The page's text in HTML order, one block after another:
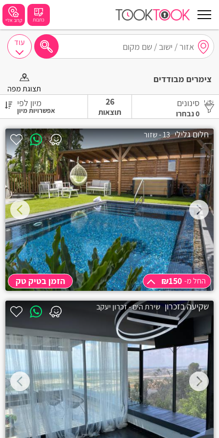
קרוב אליי כתבות
נתניה
תל אביב
בת ים
שזור
בורגתה
קרית אתא
קרית מוצקין
בית עריף
חולון
יבנאל
אליפלט
קרית ים
קרית ביאליק
רגבה
בית דגן
אשרת
עוד
צימרים מבודדים
תצוגת מפה
סינונים
0נבחרו
26
תוצאות
מיון לפי
חלום גלילי 13 - שזור
החל מ-
₪150
שעה
₪150
הזמן בטיק טק החל מ- ₪150
שקיעה בזכרון שירת הים - זכרון יעקב